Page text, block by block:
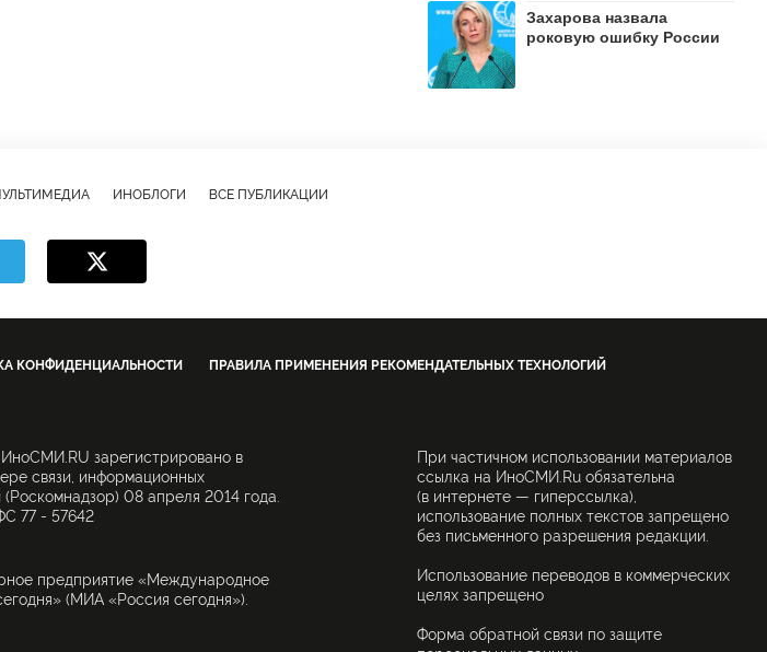
Захарова назвала
роковую ошибку России
ИНОБЛОГИ ВСЕ ПУБЛИКАЦИИ
КОНФИДЕНЦИАЛЬНОСТИ
ПРАВИЛА ПРИМЕНЕНИЯ РЕКОМЕНДАТЕЛЬНЫХ ТЕХНОЛОГИЙ
зарегистрировано в
связи, информационных
08 апреля 2014 года.
77 - 57642
предприятие «Международное
(МИА «Россия сегодня»).
При частичном использовании материалов
ссылка на ИноСМИ.Ru обязательна
(в интернете — гиперссылка),
использование полных текстов запрещено
без письменного разрешения редакции.
Использование переводов в коммерческих
целях запрещено
Форма обратной связи по защите